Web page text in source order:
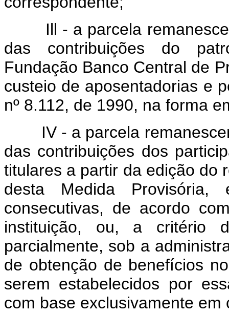
Ill - a parcela
das contribuições do
Fundação Banco Central de
custeio de aposentadorias e
nº 8.112, de 1990, na forma
IV - a parcela
das contribuições dos
titulares a partir da edição do
desta Medida
consecutivas, de acordo
instituição, ou, a critério
parcialmente, sob a
de obtenção de benefícios
serem estabelecidos por
com base exclusivamente